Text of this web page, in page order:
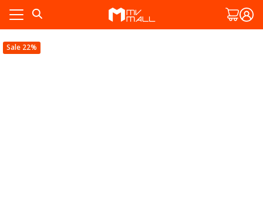
Skip
Sale 22%